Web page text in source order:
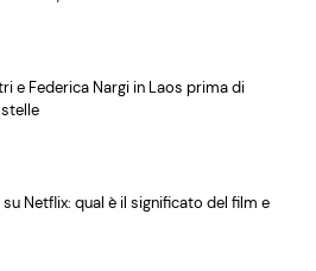
e Federica Nargi in Laos prima di
Netflix: qual è il significato del film e